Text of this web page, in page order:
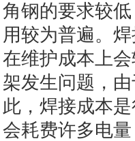
角钢的要求较
用较为普遍。
在维护成本上
架发生问题，
此，焊接成本
会耗费许多电